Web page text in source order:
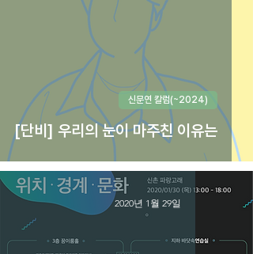
[단비] 우리의 눈이 마주친 이유는
신문연 칼럼(~2024)
2020년 1월 29일